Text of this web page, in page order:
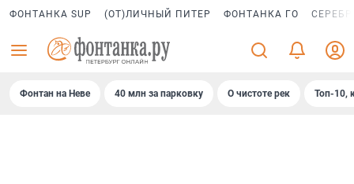
ФОНТАНКА SUP (ОТ)ЛИЧНЫЙ ПИТЕР ФОНТАНКА ГО
Фонтан на Неве 40 млн за парковку О чистоте рек Топ-10,